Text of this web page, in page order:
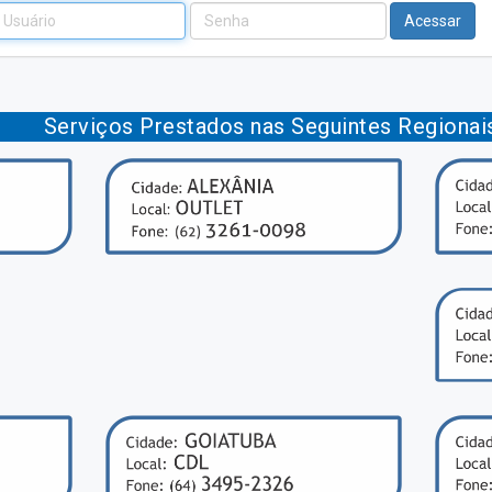
Password Acessar
Serviços Prestados nas Seguintes